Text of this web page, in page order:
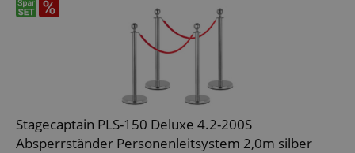
Stagecaptain PLS-150 Deluxe 4.2-200S
Absperrständer Personenleitsystem 2,0m silber